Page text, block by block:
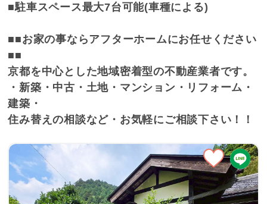
■駐車スペース最大7台可能(車種による)
■■お家の事ならアフターホームにお任せください
■■
京都を中心とした地域密着型の不動産業者です。
・新築・中古・土地・マンション・リフォーム・
建築・
住み替えの相談など・お気軽にご相談下さい！！